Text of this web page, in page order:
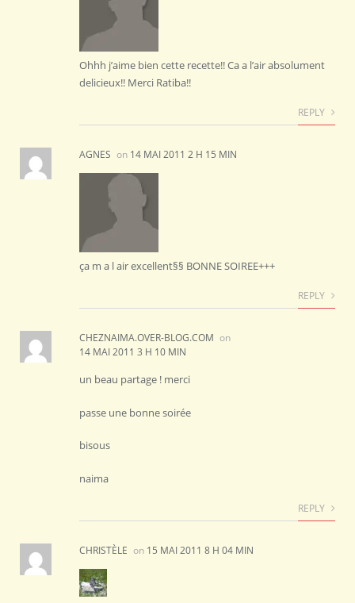
Ohhh j’aime bien cette recette!! Ca a l’air absolument
delicieux!! Merci Ratiba!!
REPLY
AGNES on 14 MAI 2011 2 H 15 MIN
ça m a l air excellent§§ BONNE SOIREE+++
REPLY
CHEZNAIMA.OVER-BLOG.COM on
14 MAI 2011 3 H 10 MIN
un beau partage ! merci
passe une bonne soirée
bisous
naima
REPLY
CHRISTÈLE on 15 MAI 2011 8 H 04 MIN